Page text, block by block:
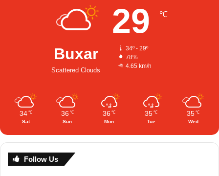
Buxar
Scattered Clouds
29 ℃
34º - 29º
78%
4.65 km/h
34 ℃
Sat
36 ℃
Sun
36 ℃
Mon
35 ℃
Tue
35 ℃
Wed
Follow Us